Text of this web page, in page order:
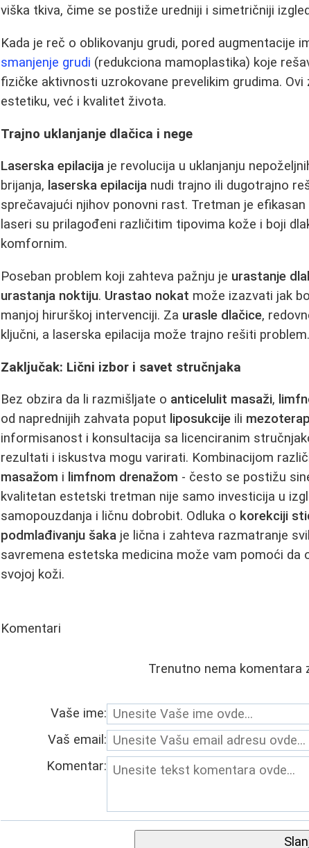
viška tkiva, čime se postiže uredniji i simetričniji
Kada je reč o oblikovanju grudi, pored augmentacije
smanjenje grudi (redukciona mamoplastika) koje
fizičke aktivnosti uzrokovane prevelikim grudima.
estetiku, već i kvalitet života.
Trajno uklanjanje dlačica i nege
Laserska epilacija je revolucija u uklanjanju
brijanja, laserska epilacija nudi trajno ili dugotrajno
sprečavajući njihov ponovni rast. Tretman je
laseri su prilagođeni različitim tipovima kože i boji
komfornim.
Poseban problem koji zahteva pažnju je urastanje
urastanja noktiju. Urastao nokat može izazvati jak
manjoj hirurškoj intervenciji. Za urasle dlačice,
ključni, a laserska epilacija može trajno rešiti problem.
Zaključak: Lični izbor i savet stručnjaka
Bez obzira da li razmišljate o anticelulit masaži,
od naprednijih zahvata poput liposukcije ili
informisanost i konsultacija sa licenciranim
rezultati i iskustva mogu varirati. Kombinacijom
masažom i limfnom drenažom - često se postižu
kvalitetan estetski tretman nije samo investicija u
samopouzdanja i ličnu dobrobit. Odluka o korekciji
podmlađivanju šaka je lična i zahteva razmatranje
savremena estetska medicina može vam pomoći da
svojoj koži.
Komentari
Trenutno nema komentara
Vaše ime:
Vaš email:
Komentar: